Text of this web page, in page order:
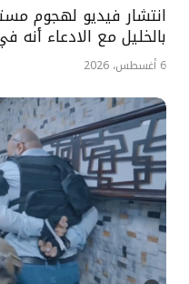
انتشار فيديو لهجوم
بالخليل مع الادعاء أنه
6 أغسطس، 2026